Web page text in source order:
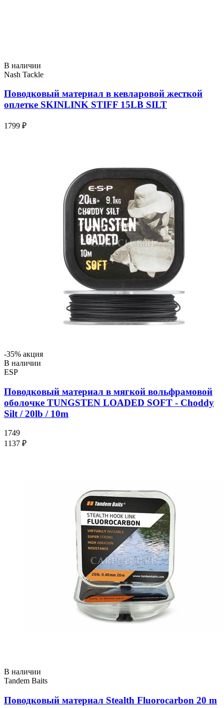
В наличии
Nash Tackle
Поводковый материал в кевларовой жесткой
оплетке SKINLINK STIFF 15LB SILT
1799 ₽
-35% акция
В наличии
ESP
Поводковый материал в мягкой вольфрамовой
оболочке TUNGSTEN LOADED SOFT - Choddy
Silt / 20lb / 10m
1749
1137 ₽
В наличии
Tandem Baits
Поводковый материал Stealth Fluorocarbon 20 m